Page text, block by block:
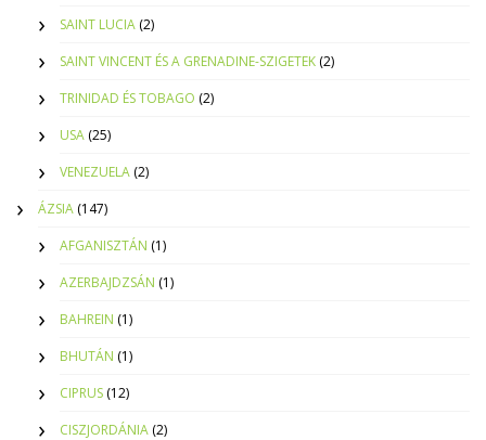
SAINT LUCIA (2)
SAINT VINCENT ÉS A GRENADINE-SZIGETEK (2)
TRINIDAD ÉS TOBAGO (2)
USA (25)
VENEZUELA (2)
ÁZSIA (147)
AFGANISZTÁN (1)
AZERBAJDZSÁN (1)
BAHREIN (1)
BHUTÁN (1)
CIPRUS (12)
CISZJORDÁNIA (2)